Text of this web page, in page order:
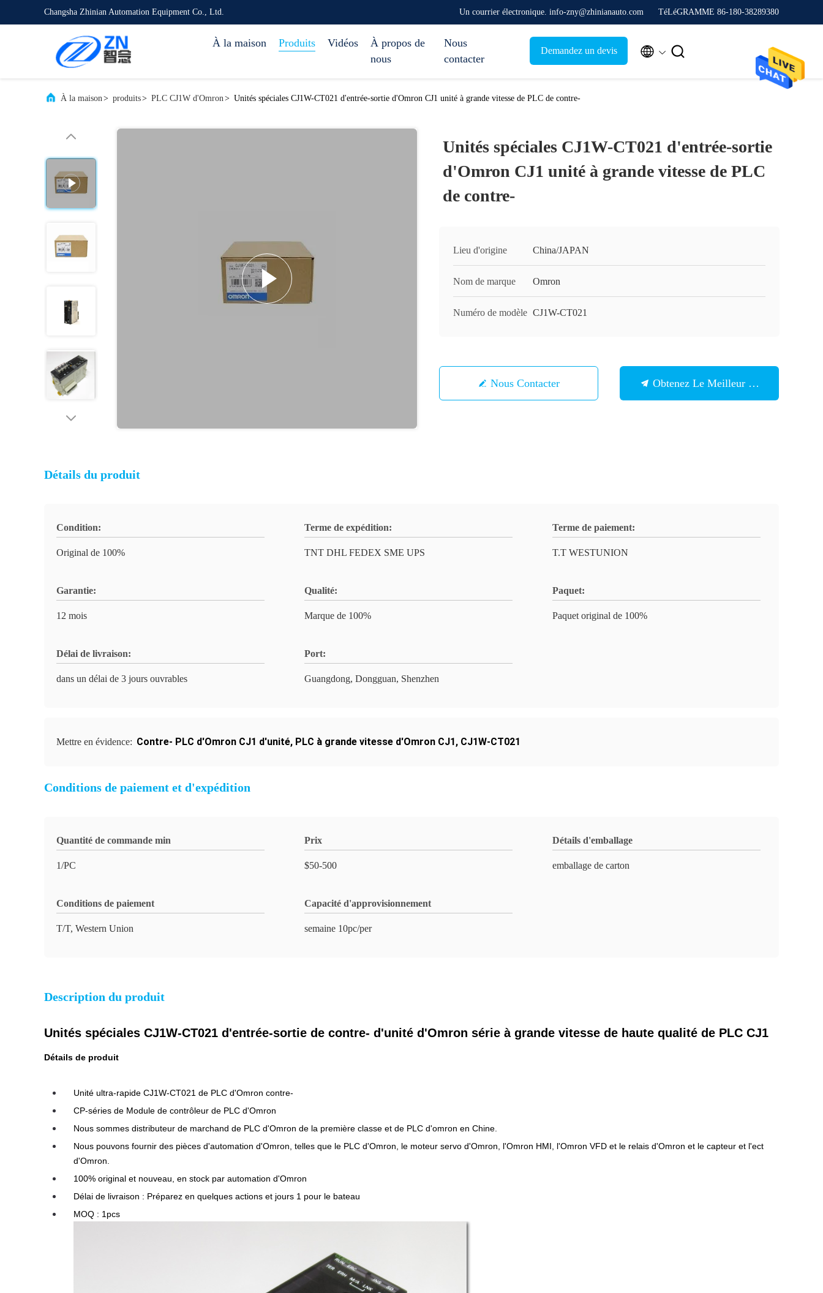
Changsha Zhinian Automation Equipment Co., Ltd. Un courrier électronique. info-zny@zhinianauto.com TéLéGRAMME 86-180-38289380
À la maison Produits Vidéos
À propos de
nous
Nous
contacter
Demandez un devis  
À la maison> produits> PLC CJ1W d'Omron> Unités spéciales CJ1W-CT021 d'entrée-sortie d'Omron CJ1 unité à grande vitesse de PLC de contre-
Unités spéciales CJ1W-CT021 d'entrée-sortie
d'Omron CJ1 unité à grande vitesse de PLC
de contre-
Lieu d'origine China/JAPAN
Nom de marque Omron
Numéro de modèle CJ1W-CT021
Nous Contacter Obtenez Le Meilleur Prix
Détails du produit
Condition:
Original de 100%
Terme de expédition:
TNT DHL FEDEX SME UPS
Terme de paiement:
T.T WESTUNION
Garantie:
12 mois
Qualité:
Marque de 100%
Paquet:
Paquet original de 100%
Délai de livraison:
dans un délai de 3 jours ouvrables
Port:
Guangdong, Dongguan, Shenzhen
Mettre en évidence: Contre- PLC d'Omron CJ1 d'unité, PLC à grande vitesse d'Omron CJ1, CJ1W-CT021
Conditions de paiement et d'expédition
Quantité de commande min
1/PC
Prix
$50-500
Détails d'emballage
emballage de carton
Conditions de paiement
T/T, Western Union
Capacité d'approvisionnement
semaine 10pc/per
Description du produit
Unités spéciales CJ1W-CT021 d'entrée-sortie de contre- d'unité d'Omron série à grande vitesse de haute qualité de PLC CJ1
Détails de produit
Unité ultra-rapide CJ1W-CT021 de PLC d'Omron contre-
CP-séries de Module de contrôleur de PLC d'Omron
Nous sommes distributeur de marchand de PLC d'Omron de la première classe et de PLC d'omron en Chine.
Nous pouvons fournir des pièces d'automation d'Omron, telles que le PLC d'Omron, le moteur servo d'Omron, l'Omron HMI, l'Omron VFD et le relais d'Omron et le capteur et l'ect
d'Omron.
100% original et nouveau, en stock par automation d'Omron
Délai de livraison : Préparez en quelques actions et jours 1 pour le bateau
MOQ : 1pcs